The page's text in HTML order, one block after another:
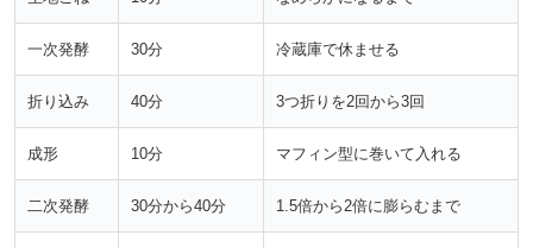
一次発酵 30分 冷蔵庫で休ませる
折り込み 40分 3つ折りを2回から3回
成形 10分 マフィン型に巻いて入れる
二次発酵 30分から40分 1.5倍から2倍に膨らむまで